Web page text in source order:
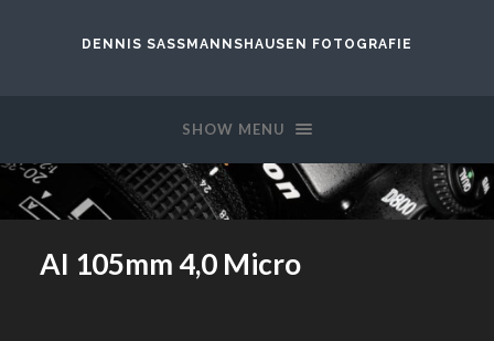
DENNIS SASSMANNSHAUSEN FOTOGRAFIE
SHOW MENU
AI 105mm 4,0 Micro